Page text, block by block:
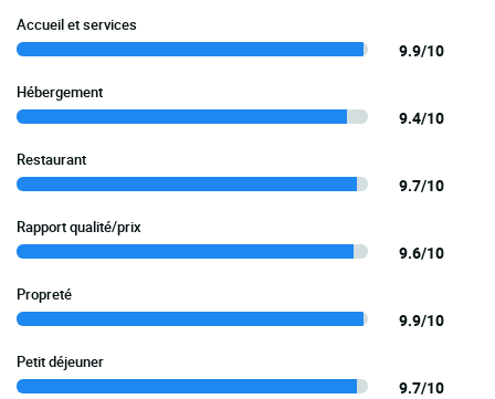
Accueil et services
9.9/10
Hébergement
9.4/10
Restaurant
9.7/10
Rapport qualité/prix
9.6/10
Propreté
9.9/10
Petit déjeuner
9.7/10